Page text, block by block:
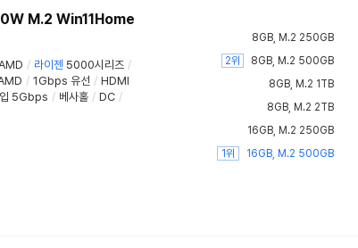
M.2 Win11Home
/ 라이젠 5000시리즈 /
/ 1Gbps 유선 / HDMI
5Gbps / 베사홀 / DC /
8GB, M.2 250GB
2위
8GB, M.2 500GB
8GB, M.2 1TB
8GB, M.2 2TB
16GB, M.2 250GB
1위 16GB, M.2 500GB